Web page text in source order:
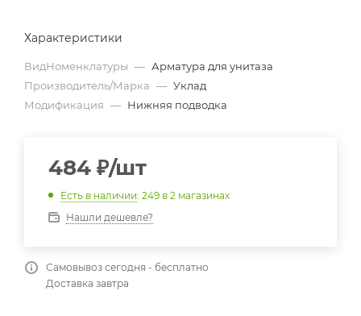
Характеристики
ВидНоменклатуры — Арматура для унитаза
Производитель/Марка — Уклад
Модификация — Нижняя подводка
484 ₽/шт
Есть в наличии: 249 в 2 магазинах
Нашли дешевле?
Самовывоз сегодня - бесплатно
Доставка завтра